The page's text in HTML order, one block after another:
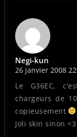
Negi-kun
26 janvier 2008
Le G36EC,
chargeurs de
copieusement
Joli skin sinon <3